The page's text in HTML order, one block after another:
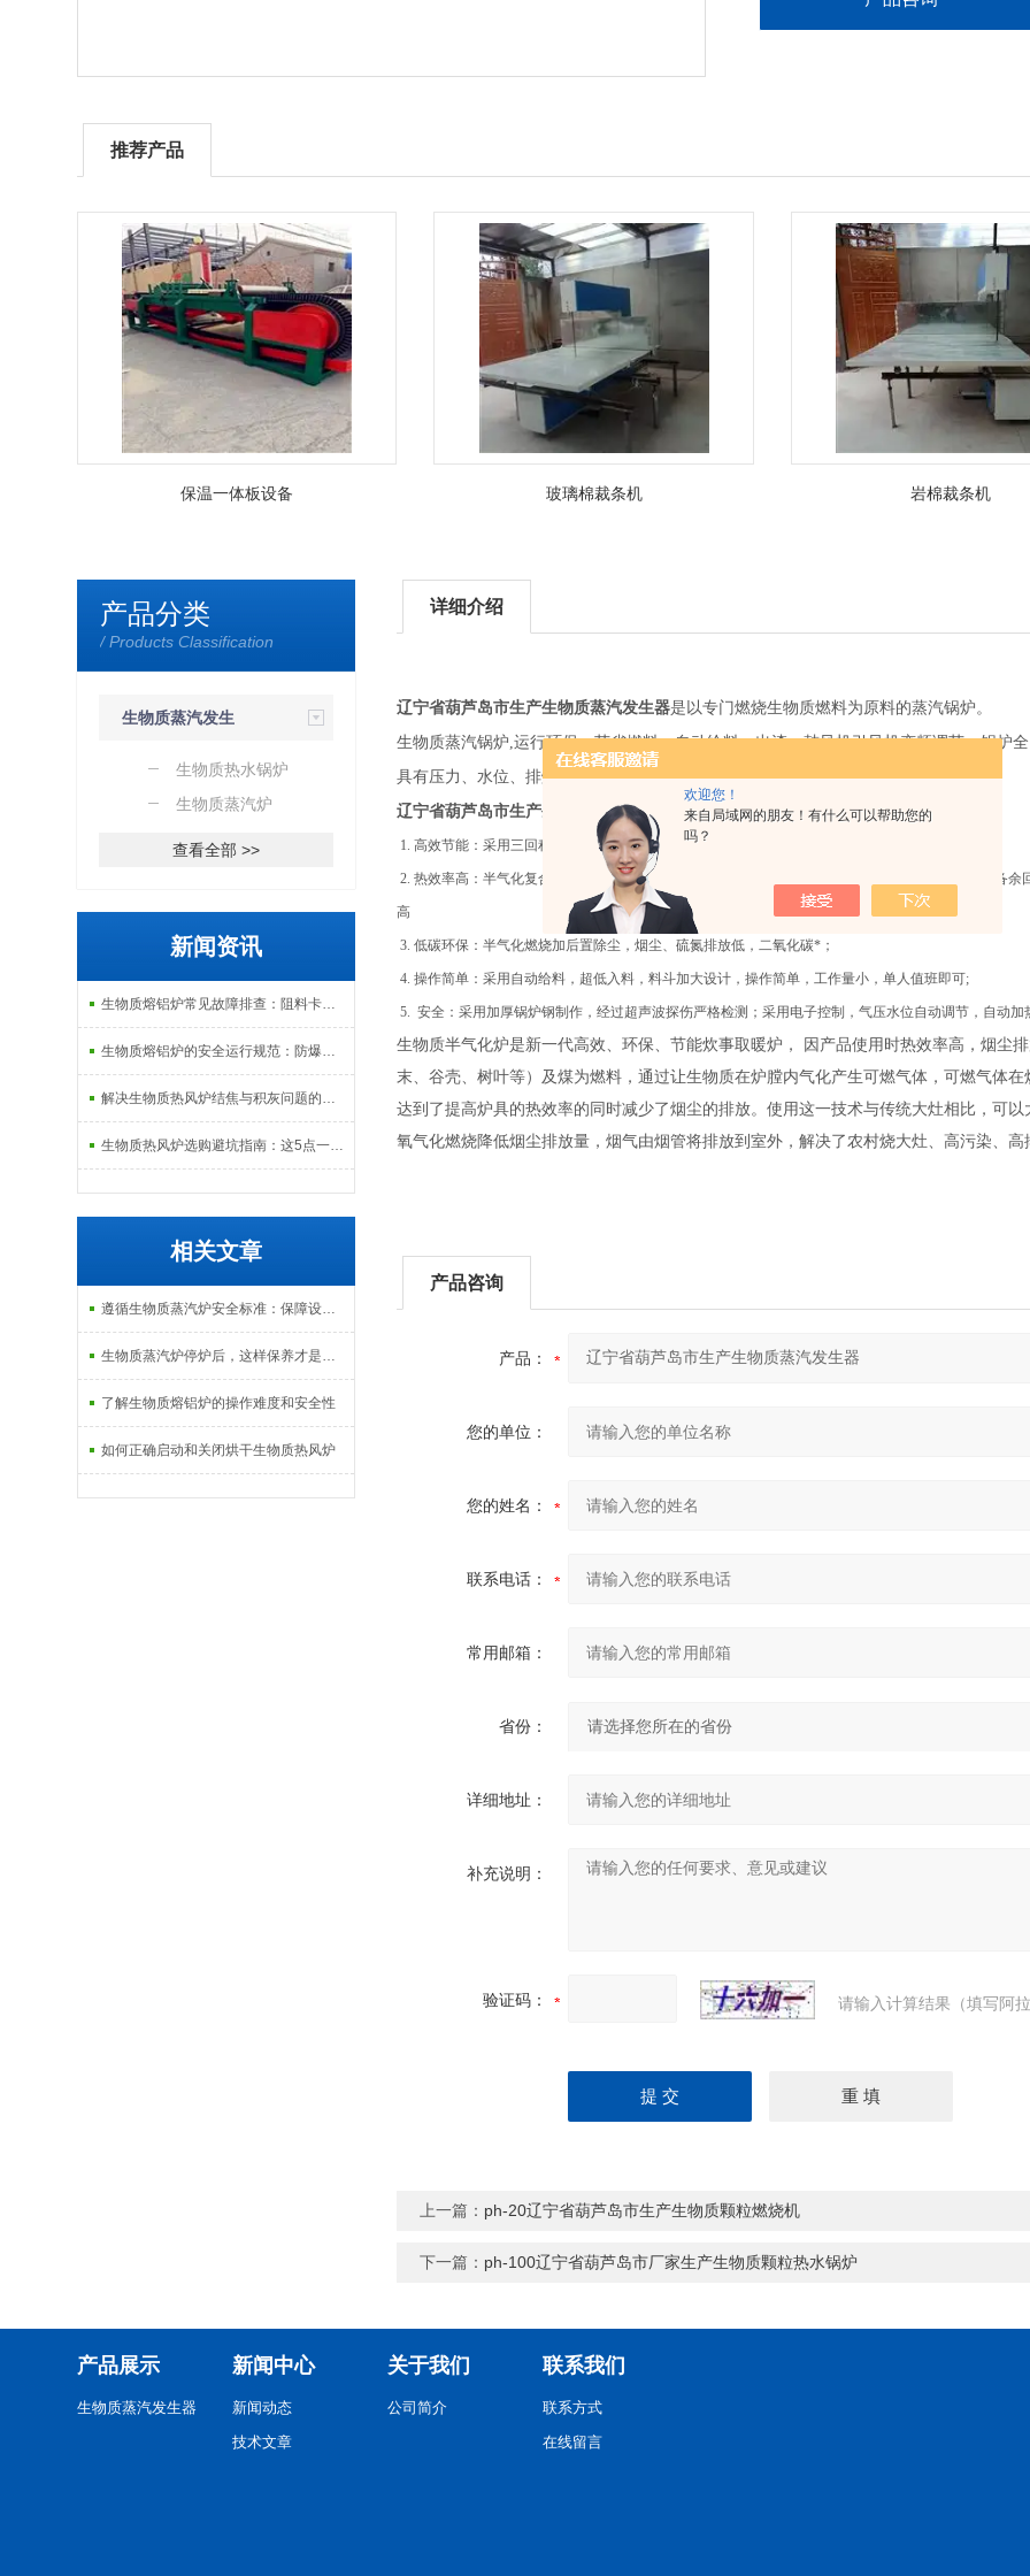
欢迎您！
来自局域网的朋友！有什么可以帮助您的
吗？
推荐产品
保温一体板设备 玻璃棉裁条机 岩棉裁条机
产品分类
/ Products Classification
生物质蒸汽发生
生物质热水锅炉
生物质蒸汽炉
查看全部 >>
新闻资讯
生物质熔铝炉常见故障排查：阻料卡料、火嘴结焦与烟气排放异常的处理
生物质熔铝炉的安全运行规范：防爆、防泄漏与应急处理机制
解决生物质热风炉结焦与积灰问题的关键技术路径探讨
生物质热风炉选购避坑指南：这5点一定要注意
相关文章
遵循生物质蒸汽炉安全标准：保障设备与人员安全
生物质蒸汽炉停炉后，这样保养才是正确的
了解生物质熔铝炉的操作难度和安全性
如何正确启动和关闭烘干生物质热风炉
详细介绍
辽宁省葫芦岛市生产生物质蒸汽发生器是以专门燃烧生物质燃料为原料的蒸汽锅炉。
生物质蒸汽锅炉,运行环保，节省燃料，自动给料、出渣，鼓风机引风机变频调节，锅炉
具有压力、水位、排烟温度等多项保护和报警措施，保证锅炉安全运行。
辽宁省葫芦岛市生产生物质蒸汽发生器 特点：
1. 高效节能：采用三回程设计，使用成本极低，比燃油（气）降低30-70%的运行成本；
2. 热效率高：半气化复合燃烧加切线旋流式配风设计，形成火龙卷燃烧，燃烧率达90%以上;烟气配备余
高
3. 低碳环保：半气化燃烧加后置除尘，烟尘、硫氮排放低，二氧化碳*；
4. 操作简单：采用自动给料，超低入料，料斗加大设计，操作简单，工作量小，单人值班即可;
5. 安全：采用加厚锅炉钢制作，经过超声波探伤严格检测；采用电子控制，气压水位自动调节，自动加
生物质半气化炉是新一代高效、环保、节能炊事取暖炉， 因产品使用时热效率高，烟尘
末、谷壳、树叶等）及煤为燃料，通过让生物质在炉膛内气化产生可燃气体，可燃气体
达到了提高炉具的热效率的同时减少了烟尘的排放。使用这一技术与传统大灶相比，可
氧气化燃烧降低烟尘排放量，烟气由烟管将排放到室外，解决了农村烧大灶、高污染、高
产品咨询
产品：
您的单位：
您的姓名：
联系电话：
常用邮箱：
省份：
详细地址：
补充说明：
验证码： 请输入计算结果（填写阿
上一篇： ph-20辽宁省葫芦岛市生产生物质颗粒燃烧机
下一篇： ph-100辽宁省葫芦岛市厂家生产生物质颗粒热水锅炉
产品展示
生物质蒸汽发生器
新闻中心
新闻动态
技术文章
关于我们
公司简介
联系我们
联系方式
在线留言